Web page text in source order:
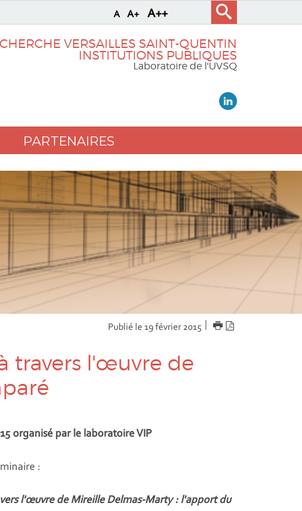
A A+ A++
VERSAILLES SAINT-QUENTIN
INSTITUTIONS PUBLIQUES
Laboratoire de l'UVSQ
PARTENAIRES
Publié le 19 février 2015 IMPRIMER
travers l'œuvre de
organisé par le laboratoire VIP
:
l'œuvre de Mireille Delmas-Marty : l'apport du